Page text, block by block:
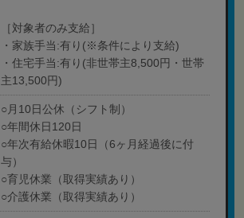
［対象者のみ支給］
・家族手当:有り(※条件により支給)
・住宅手当:有り(非世帯主8,500円・世帯
主13,500円)
○月10日公休（シフト制）
○年間休日120日
○年次有給休暇10日（6ヶ月経過後に付
与）
○育児休業（取得実績あり）
○介護休業（取得実績あり）